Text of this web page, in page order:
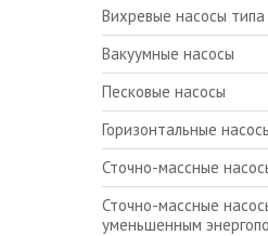
Вихревые насосы
Вакуумные насосы
Песковые насосы
Горизонтальные
Сточно-массные
Сточно-массные насосы типа 2СМ с
уменьшенным